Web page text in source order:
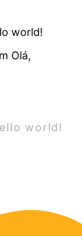
world!
Olá,
world!